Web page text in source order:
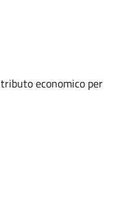
economico per